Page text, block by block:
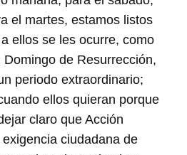
el martes, estamos listos
ellos se les ocurre, como
de Resurrección,
periodo extraordinario;
ellos quieran porque
claro que Acción
ciudadana de